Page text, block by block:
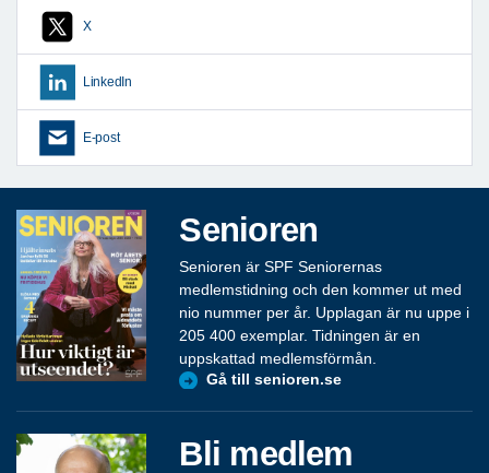
X
LinkedIn
E-post
Senioren
Senioren är SPF Seniorernas
medlemstidning och den kommer ut med
nio nummer per år. Upplagan är nu uppe i
205 400 exemplar. Tidningen är en
uppskattad medlemsförmån.
Gå till senioren.se
Bli medlem